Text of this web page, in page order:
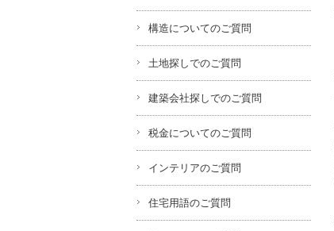
構造についてのご質問
土地探しでのご質問
建築会社探しでのご質問
税金についてのご質問
インテリアのご質問
住宅用語のご質問